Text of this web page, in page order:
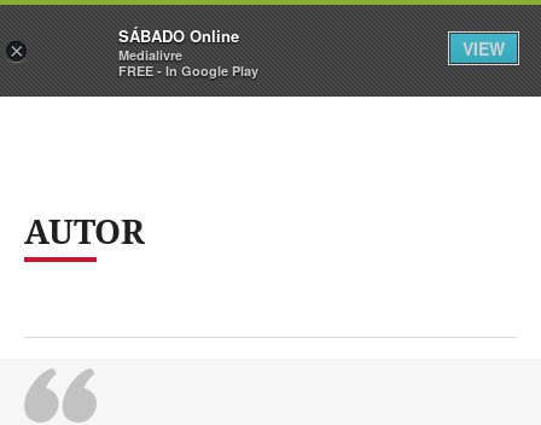
Sábado Assine Iniciar Sessão
AUTOR
×
SÁBADO Online
Medialivre
FREE - In Google Play
VIEW